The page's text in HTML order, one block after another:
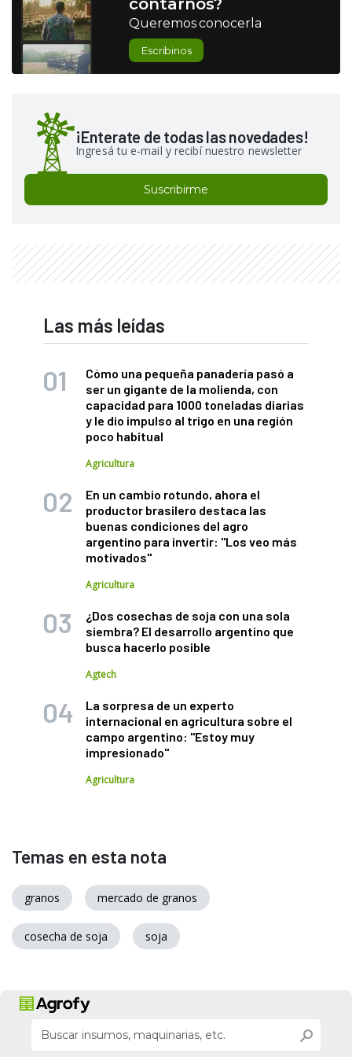
contarnos?
Queremos conocerla
Escribinos
¡Enterate de todas las novedades!
Ingresá tu e-mail y recibí nuestro newsletter
Suscribirme
Las más leídas
Cómo una pequeña panadería pasó a
ser un gigante de la molienda, con
capacidad para 1000 toneladas diarias
y le dio impulso al trigo en una región
poco habitual
Agricultura
En un cambio rotundo, ahora el
productor brasilero destaca las
buenas condiciones del agro
argentino para invertir: "Los veo más
motivados"
Agricultura
¿Dos cosechas de soja con una sola
siembra? El desarrollo argentino que
busca hacerlo posible
Agtech
La sorpresa de un experto
internacional en agricultura sobre el
campo argentino: "Estoy muy
impresionado"
Agricultura
Temas en esta nota
granos mercado de granos
cosecha de soja soja